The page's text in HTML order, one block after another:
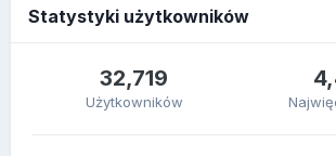
Statystyki użytkowników
32,719
Użytkowników